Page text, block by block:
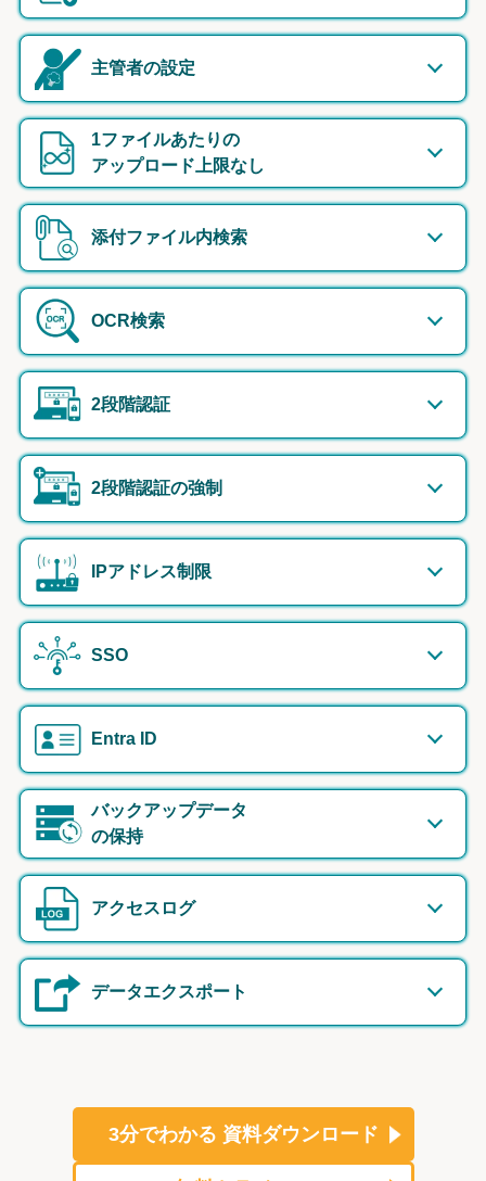
主管者の設定
1ファイルあたりの
アップロード上限なし
添付ファイル内検索
OCR検索
2段階認証
2段階認証の強制
IPアドレス制限
SSO
Entra ID
バックアップデータ
の保持
アクセスログ
データエクスポート
3分でわかる 資料ダウンロード